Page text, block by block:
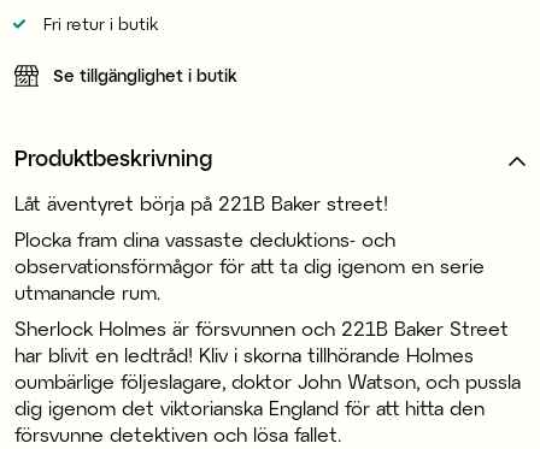
Fri retur i butik
Se tillgänglighet i butik
Produktbeskrivning
Låt äventyret börja på 221B Baker street!
Plocka fram dina vassaste deduktions- och
observationsförmågor för att ta dig igenom en serie
utmanande rum.
Sherlock Holmes är försvunnen och 221B Baker Street
har blivit en ledtråd! Kliv i skorna tillhörande Holmes
oumbärlige följeslagare, doktor John Watson, och pussla
dig igenom det viktorianska England för att hitta den
försvunne detektiven och lösa fallet.